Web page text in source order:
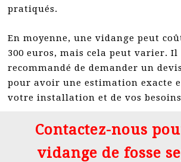
pratiqués.
En moyenne, une vidange peut
300 euros, mais cela peut varier.
recommandé de demander un
pour avoir une estimation exacte
votre installation et de vos
Contactez-nous
vidange de fosse